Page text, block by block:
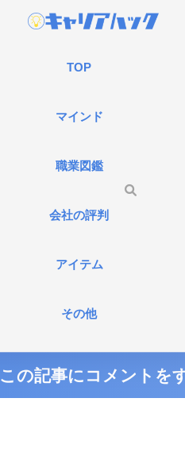
TOP
マインド
職業図鑑
会社の評判
アイテム
その他
この記事にコメントを